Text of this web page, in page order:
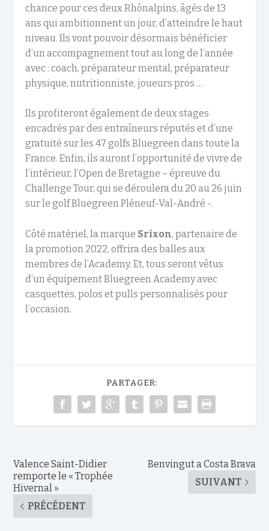
chance pour ces deux Rhônalpins, âgés de 13
ans qui ambitionnent un jour, d’atteindre le haut
niveau. Ils vont pouvoir désormais bénéficier
d’un accompagnement tout au long de l’année
avec : coach, préparateur mental, préparateur
physique, nutritionniste, joueurs pros …
Ils profiteront également de deux stages
encadrés par des entraîneurs réputés et d’une
gratuité sur les 47 golfs Bluegreen dans toute la
France. Enfin, ils auront l’opportunité de vivre de
l’intérieur, l’Open de Bretagne – épreuve du
Challenge Tour, qui se déroulera du 20 au 26 juin
sur le golf Bluegreen Pléneuf­-Val-­André -.
Côté matériel, la marque Srixon, partenaire de
la promotion 2022, offrira des balles aux
membres de l’Academy. Et, tous seront vêtus
d’un équipement Bluegreen Academy avec
casquettes, polos et pulls personnalisés pour
l’occasion.
PARTAGER:
Valence Saint-Didier
remporte le « Trophée
Hivernal »
PRÉCÉDENT
Benvingut a Costa Brava
SUIVANT